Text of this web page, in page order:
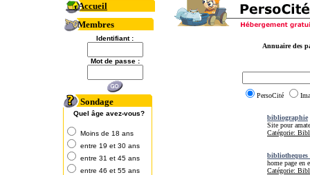
Accueil
Membres
Identifiant :
Mot de passe :
Sondage
Quel âge avez-vous?
Moins de 18 ans
entre 19 et 30 ans
entre 31 et 45 ans
entre 46 et 55 ans
Annuaire des
PersoCité
bibliographie
Site pour
Catégorie:
bibliotheques
home page en
Catégorie: